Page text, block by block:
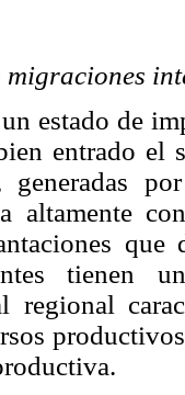
estado de
entrado
generadas
altamente
que
tienen
regional